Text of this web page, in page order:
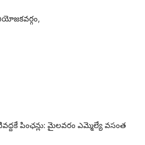
పింఛన్లు: మైలవరం ఎమ్మెల్యే వసంత